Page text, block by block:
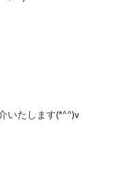
いたします(*^^)v